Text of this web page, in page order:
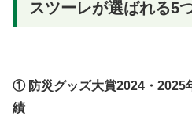
スツーレが選ばれる5
① 防災グッズ大賞2024・2025
績